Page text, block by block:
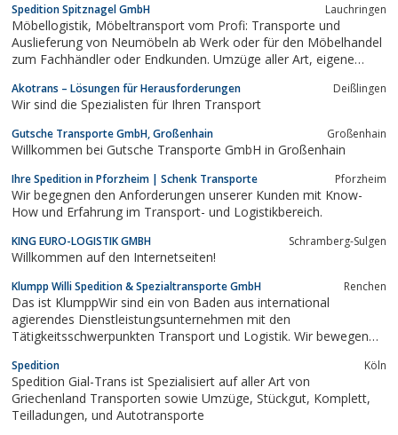
die Beschichtung und Reparatur von Transportgefäßen und
Behältern aller Art.
Spedition Spitznagel GmbH Lauchringen
Möbellogistik, Möbeltransport vom Profi: Transporte und
Auslieferung von Neumöbeln ab Werk oder für den Möbelhandel
zum Fachhändler oder Endkunden. Umzüge aller Art, eigene
Akotrans – Lösungen für Herausforderungen Deißlingen
Wir sind die Spezialisten für Ihren Transport
Gutsche Transporte GmbH, Großenhain Großenhain
Willkommen bei Gutsche Transporte GmbH in Großenhain
Ihre Spedition in Pforzheim | Schenk Transporte Pforzheim
Wir begegnen den Anforderungen unserer Kunden mit Know-
How und Erfahrung im Transport- und Logistikbereich.
KING EURO-LOGISTIK GMBH Schramberg-Sulgen
Willkommen auf den Internetseiten!
Klumpp Willi Spedition & Spezialtransporte GmbH Renchen
Das ist KlumppWir sind ein von Baden aus international
agierendes Dienstleistungsunternehmen mit den
Tätigkeitsschwerpunkten Transport und Logistik. Wir bewegen
bewegen auch unsere Kunden: mit einer ungewohnten
Leidenschaft für alles, was mit Frachten, Terminen und...
Spedition Köln
Spedition Gial-Trans ist Spezialisiert auf aller Art von
Griechenland Transporten sowie Umzüge, Stückgut, Komplett,
Teilladungen, und Autotransporte